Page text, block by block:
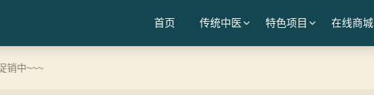
首页 传统中医 特色项目 在线商城
销中~~~